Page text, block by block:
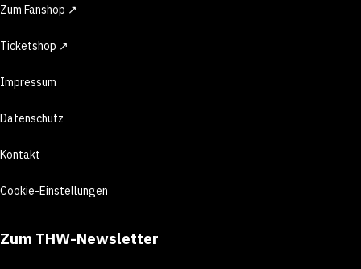
Zum Fanshop ↗
Ticketshop ↗
Impressum
Datenschutz
Kontakt
Cookie-Einstellungen
Zum THW-Newsletter